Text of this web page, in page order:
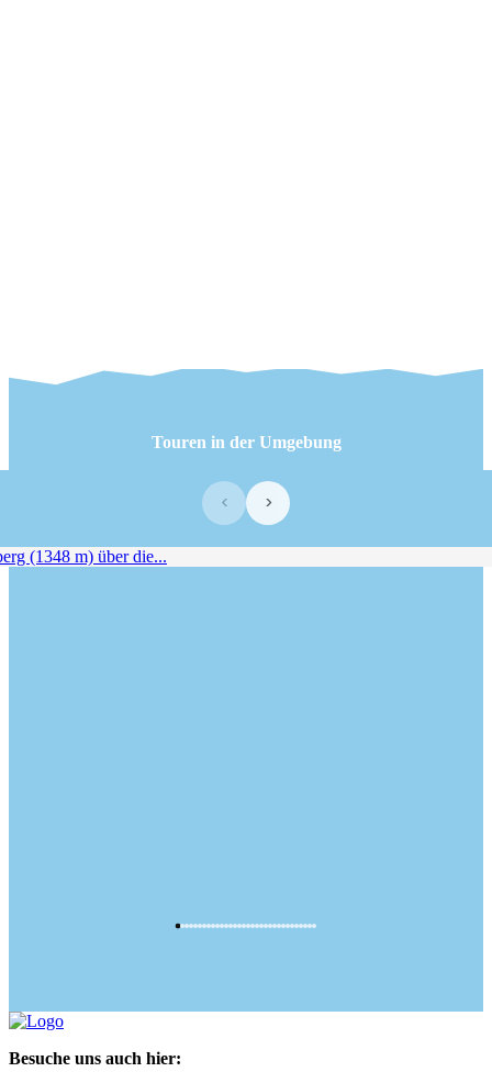
Touren in der Umgebung
‹ ›
Besuche uns auch hier: